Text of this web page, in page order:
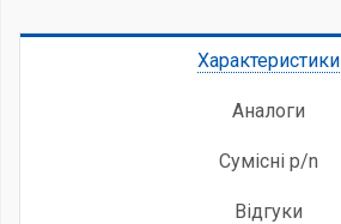
Характеристики
Аналоги
Сумісні p/n
Відгуки